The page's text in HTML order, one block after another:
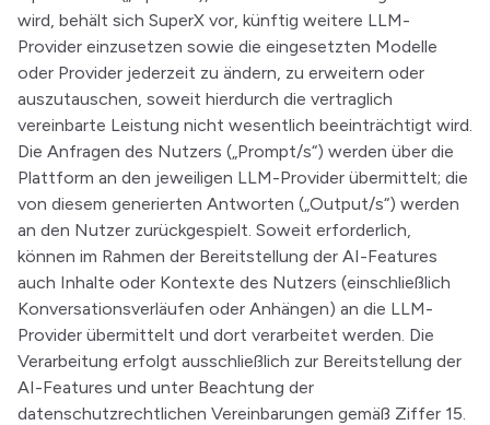
wird, behält sich SuperX vor, künftig weitere LLM-
Provider einzusetzen sowie die eingesetzten Modelle
oder Provider jederzeit zu ändern, zu erweitern oder
auszutauschen, soweit hierdurch die vertraglich
vereinbarte Leistung nicht wesentlich beeinträchtigt wird.
Die Anfragen des Nutzers („Prompt/s“) werden über die
Plattform an den jeweiligen LLM-Provider übermittelt; die
von diesem generierten Antworten („Output/s“) werden
an den Nutzer zurückgespielt. Soweit erforderlich,
können im Rahmen der Bereitstellung der AI-Features
auch Inhalte oder Kontexte des Nutzers (einschließlich
Konversationsverläufen oder Anhängen) an die LLM-
Provider übermittelt und dort verarbeitet werden. Die
Verarbeitung erfolgt ausschließlich zur Bereitstellung der
AI-Features und unter Beachtung der
datenschutzrechtlichen Vereinbarungen gemäß Ziffer 15.